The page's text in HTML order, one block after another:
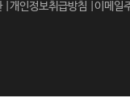
개인정보취급방침 | 이메일